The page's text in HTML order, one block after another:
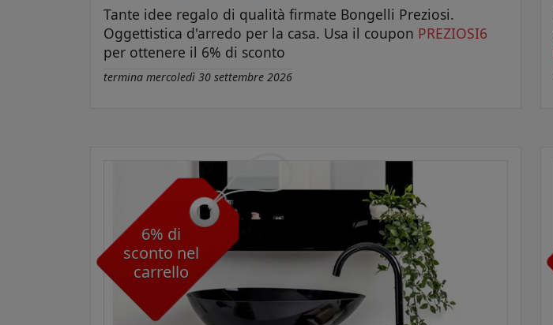
Tante idee regalo di qualità firmate Bongelli Preziosi.
Oggettistica d'arredo per la casa. Usa il coupon PREZIOSI6
per ottenere il 6% di sconto
termina mercoledì 30 settembre 2026
6% di
sconto nel
carrello